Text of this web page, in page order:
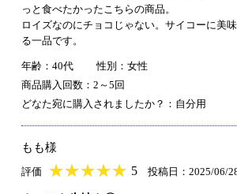
っと食べたかったこちらの商品。
ロイズなのにチョコじゃない。サイコーに美
る一品です。
年齢：40代
性別：女性
商品購入回数：2～5回
どなた宛に購入されましたか？：自分用
もも様
評価 ★★★★★
★★★★★ 5 投稿日：2025/06/